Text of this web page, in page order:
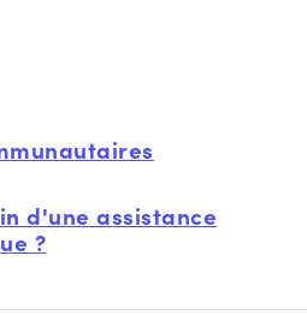
d'une assistance
?